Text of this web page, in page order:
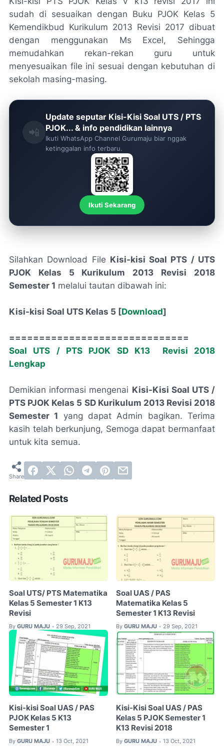
sudah di sesuaikan dengan Buku PJOK Kelas 5
Kemendikbud Kurikulum 2013 Revisi 2017 dibuat
dengan menggunakan Ms Excel, Sehingga
memudahkan rekan-rekan guru untuk
menyesuaikan file ini sesuai dengan kebutuhan di
sekolah masing-masing.
📲
Update seputar Kisi-Kisi Soal UTS / PTS
PJOK... & info pendidikan lainnya
Ikuti WhatsApp Channel Gurumaju biar nggak
ketinggalan info terbaru.
Ikuti Sekarang
Silahkan Download File Kisi-kisi Soal PTS / UTS
PJOK Kelas 5 Kurikulum 2013 Revisi 2018
Semester 1 melalui tautan dibawah ini:
Kisi-kisi Soal UTS Kelas 5 [Download]
==============================
Soal UTS / PTS PJOK SD K13 Revisi 2018
Lengkap
Demikian informasi mengenai Kisi-Kisi Soal UTS /
PTS PJOK Kelas 5 SD Kurikulum 2013 Revisi 2018
Semester 1 yang dapat Admin bagikan. Terima
kasih telah berkunjung, Semoga dapat bermanfaat
untuk kita semua.
Related Posts
Soal UTS/ PTS Matematika
Kelas 5 Semester 1 K13
Revisi
By GURU MAJU • 29 Sep, 2021
Soal UAS / PAS
Matematika Kelas 5
Semester 1 K13 Revisi
By GURU MAJU • 29 Sep, 2021
Kisi-kisi Soal UAS / PAS
PJOK Kelas 5 K13
Semester 1
By GURU MAJU • 13 Oct, 2021
Kisi-Kisi Soal UAS / PAS
Kelas 5 PJOK Semester 1
K13 Revisi 2018
By GURU MAJU • 13 Oct, 2021